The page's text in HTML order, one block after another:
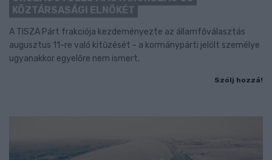
KÖZTÁRSASÁGI ELNÖKÉT
A TISZA Párt frakciója kezdeményezte az államfőválasztás
augusztus 11-re való kitűzését - a kormánypárti jelölt személye
ugyanakkor egyelőre nem ismert.
Szólj hozzá!